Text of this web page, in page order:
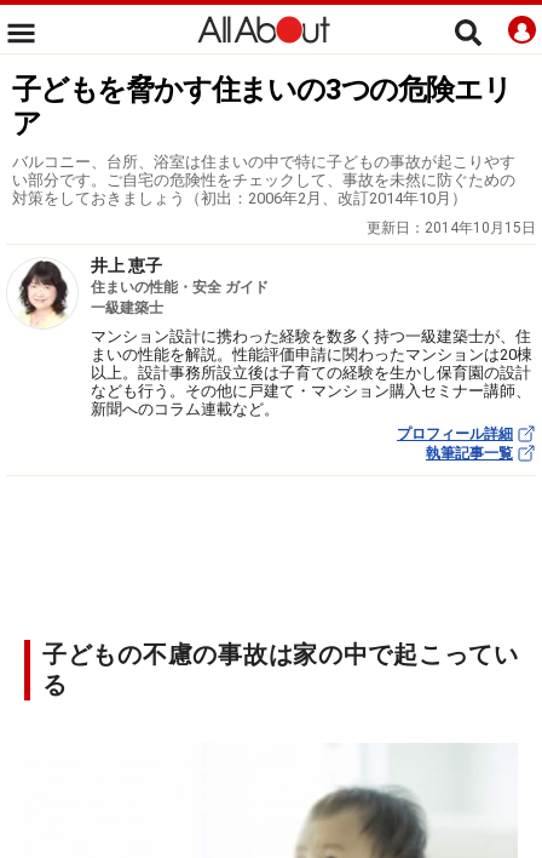
子どもを脅かす住まいの3つの危険エリ
ア
バルコニー、台所、浴室は住まいの中で特に子どもの事故が起こりやす
い部分です。ご自宅の危険性をチェックして、事故を未然に防ぐための
対策をしておきましょう（初出：2006年2月、改訂2014年10月）
更新日： 2014年10月15日
井上 恵子
住まいの性能・安全 ガイド
一級建築士
マンション設計に携わった経験を数多く持つ一級建築士が、住
まいの性能を解説。性能評価申請に関わったマンションは20棟
以上。設計事務所設立後は子育ての経験を生かし保育園の設計
なども行う。その他に戸建て・マンション購入セミナー講師、
新聞へのコラム連載など。
プロフィール詳細
執筆記事一覧
子どもの不慮の事故は家の中で起こってい
る